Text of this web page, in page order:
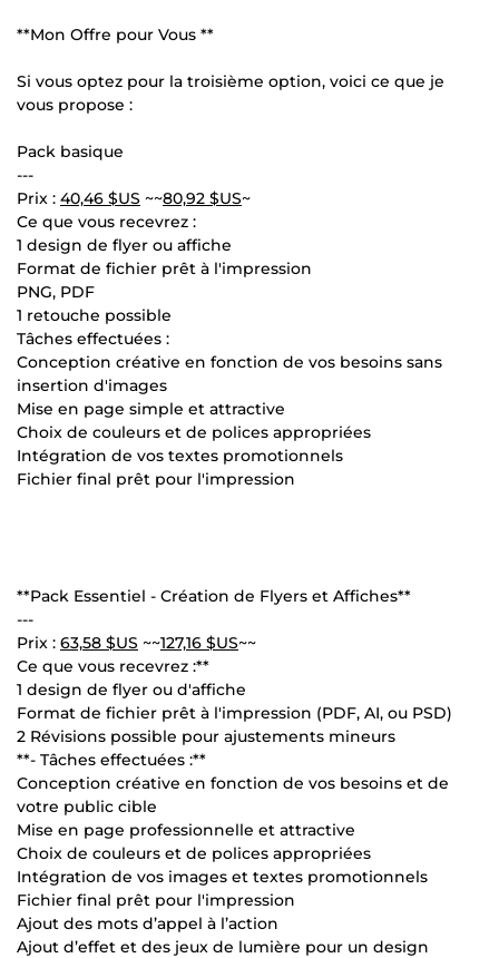
**Mon Offre pour Vous **
Si vous optez pour la troisième option, voici ce que je
vous propose :
Pack basique
---
Prix : 40,46 $US ~~80,92 $US~
Ce que vous recevrez :
1 design de flyer ou affiche
Format de fichier prêt à l'impression
PNG, PDF
1 retouche possible
Tâches effectuées :
Conception créative en fonction de vos besoins sans
insertion d'images
Mise en page simple et attractive
Choix de couleurs et de polices appropriées
Intégration de vos textes promotionnels
Fichier final prêt pour l'impression
**Pack Essentiel - Création de Flyers et Affiches**
---
Prix : 63,58 $US ~~127,16 $US~~
Ce que vous recevrez :**
1 design de flyer ou d'affiche
Format de fichier prêt à l'impression (PDF, AI, ou PSD)
2 Révisions possible pour ajustements mineurs
**- Tâches effectuées :**
Conception créative en fonction de vos besoins et de
votre public cible
Mise en page professionnelle et attractive
Choix de couleurs et de polices appropriées
Intégration de vos images et textes promotionnels
Fichier final prêt pour l'impression
Ajout des mots d’appel à l’action
Ajout d’effet et des jeux de lumière pour un design